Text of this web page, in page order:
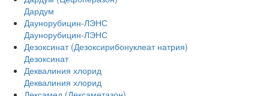
Дардум
Даунорубицин-ЛЭНС
Даунорубицин-ЛЭНС
Дезоксинат (Дезоксирибонуклеат натрия)
Дезоксинат
Деквалиния хлорид
Деквалиния хлорид